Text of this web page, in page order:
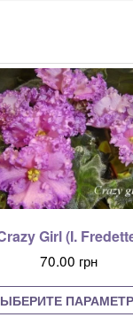
Girl (I.
70.00 грн